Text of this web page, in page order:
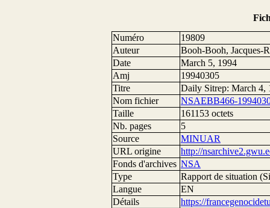
Numéro
19809
Auteur
Booh-Booh, Jacques-
Date
March 5, 1994
Amj
19940305
Titre
Daily Sitrep: March 4,
Nom fichier
NSAEBB466-
Taille
161153 octets
Nb. pages
5
Source
MINUAR
URL origine
http://
Fonds d'archives NSA
Type
Rapport de situation
Langue
EN
Détails
https://